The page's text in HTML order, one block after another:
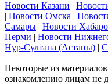
Новости Казани |
| Новости Омска |
Самары | Новости
Перми | Новости
Нур-Султана (Астаны) |
Некоторые из
ознакомлению лицам не